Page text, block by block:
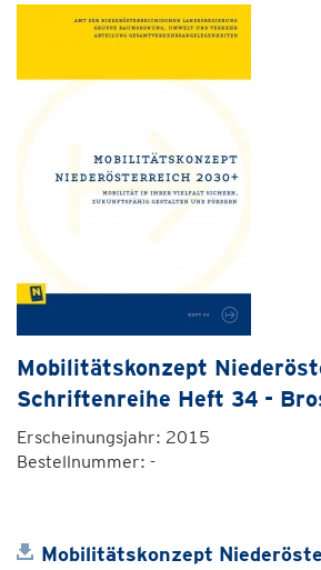
Mobilitätskonzept
Schriftenreihe Heft 34 -
Erscheinungsjahr: 2015
Bestellnummer: -
Mobilitätskonzept